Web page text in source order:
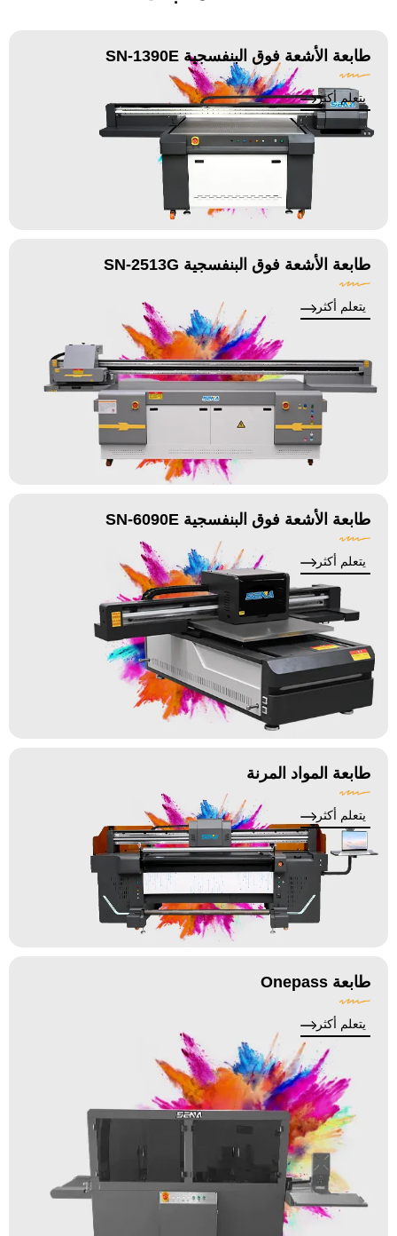
طابعة الأشعة فوق البنفسجية SN-1390E
يتعلم أكثر
طابعة الأشعة فوق البنفسجية SN-2513G
يتعلم أكثر
طابعة الأشعة فوق البنفسجية SN-6090E
يتعلم أكثر
طابعة المواد المرنة
يتعلم أكثر
طابعة Onepass
يتعلم أكثر